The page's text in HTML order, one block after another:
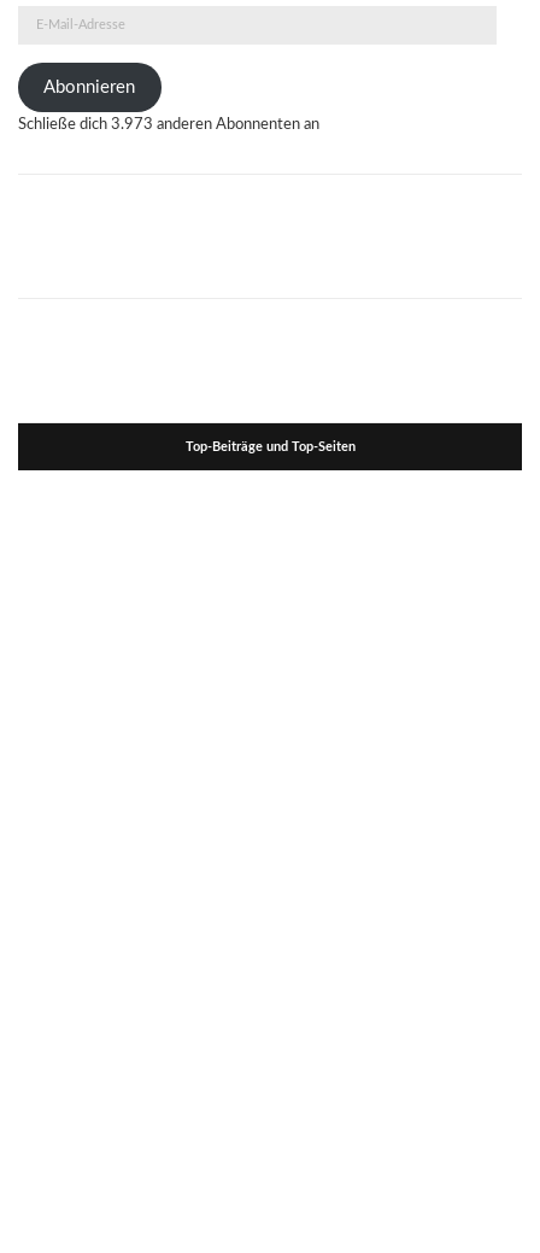
Adresse
Abonnieren
Schließe dich 3.973 anderen Abonnenten an
Top-Beiträge und Top-Seiten